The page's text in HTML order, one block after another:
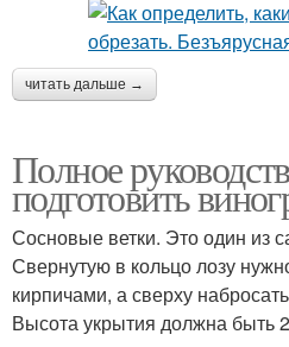
читать дальше →
Полное
подготовить
Сосновые ветки. Это один из
Свернутую в кольцо лозу
кирпичами, а сверху
Высота укрытия должна быть